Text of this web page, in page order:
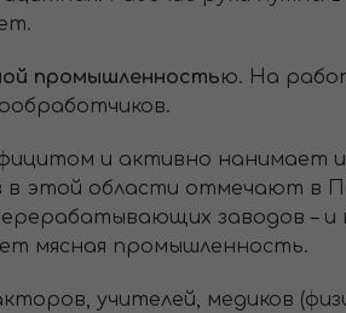
промышленностью. На
и активно нанимает
в этой области отмечают в
заводов – и
мясная промышленность.
учителей, медиков